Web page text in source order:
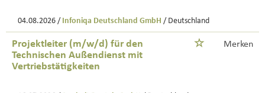
04.08.2026 / Infoniqa Deutschland GmbH / Deutschland
Projektleiter (m/w/d) für den
Technischen Außendienst mit
Vertriebstätigkeiten
Merken